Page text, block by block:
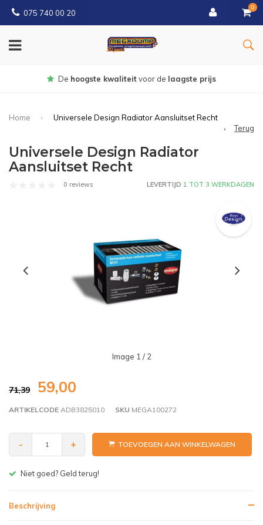
075 740 00 20
0
Gratisbezorgd vanaf € 150
Home
Universele Design Radiator Aansluitset Recht
Terug
Universele Design Radiator
Aansluitset Recht
0 reviews LEVERTIJD 1 TOT 3 WERKDAGEN
Image 1 / 2
71,39 59,00
ARTIKELCODE ADB3825010 SKU MEGA100272
- + TOEVOEGEN AAN WINKELWAGEN
Gratis bezorgen v.a. € 150,- (NL)
Beschrijving